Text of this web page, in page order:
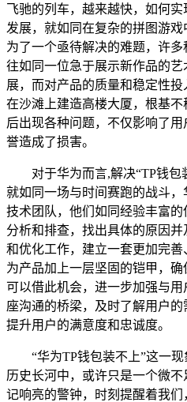
飞驰的列车，越来越快，如何
发展，就如同在复杂的拼图游
为了一个亟待解决的难题，许
往如同一位急于展示新作品的
展，而对产品的质量和稳定性
在沙滩上建造高楼大厦，根基
后出现各种问题，不仅影响了
誉造成了损害。
对于华为而言,解决“TP钱
就如同一场与时间赛跑的战斗
技术团队，他们如同经验丰富
分析和排查，找出具体的原因
和优化工作，建立一套更加完
为产品加上一层坚固的铠甲，
可以借此机会，进一步加强与
座沟通的桥梁，及时了解用户的
提升用户的满意度和忠诚度。
“华为TP钱包装不上”这一
历史长河中，或许只是一个微
记响亮的警钟，时刻提醒着我